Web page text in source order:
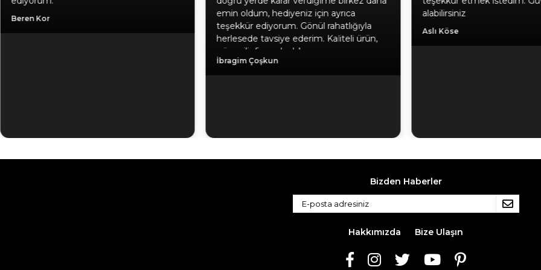
alabilirsiniz
Aslı Köse
Abdurrahman Ali
Bizden Haberler
Hakkımızda Bize Ulaşın